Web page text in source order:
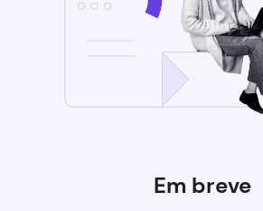
Em breve